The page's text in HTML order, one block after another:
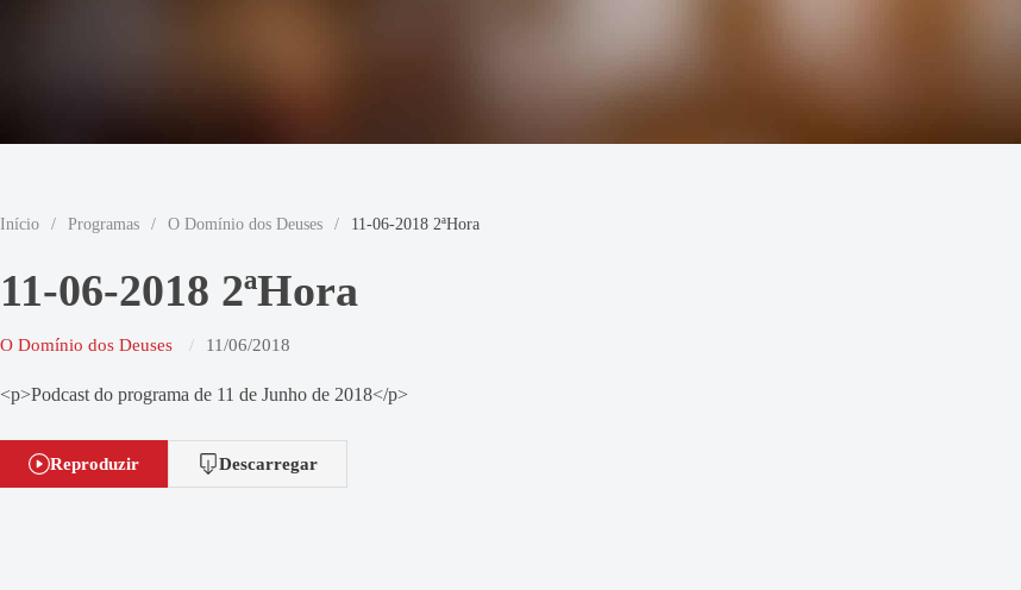
Início / Programas / O Domínio dos Deuses / 11-06-2018 2ªHora
11-06-2018 2ªHora
O Domínio dos Deuses 11/06/2018
<p>Podcast do programa de 11 de Junho de 2018</p>
Reproduzir Descarregar